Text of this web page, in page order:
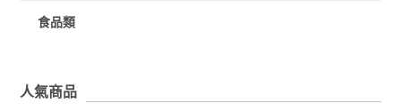
食品類
人氣商品